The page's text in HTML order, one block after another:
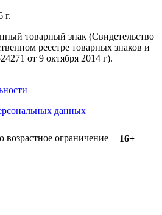
г.
товарный знак (Свидетельство
реестре товарных знаков и
от 9 октября 2014 г).
данных
возрастное ограничение 16+